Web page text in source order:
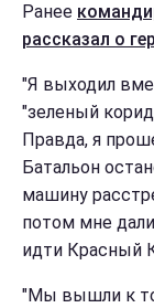
Ранее
рассказал о
"Я выходил
"зеленый
Правда, я
Батальон
машину
потом мне
идти Красный
"Мы вышли к